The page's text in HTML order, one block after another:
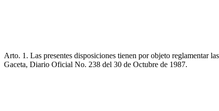
Arto. 1. Las presentes disposiciones tienen por objeto reglamentar
Gaceta, Diario Oficial No. 238 del 30 de Octubre de 1987.